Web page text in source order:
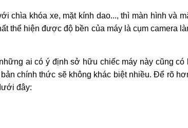
chìa khóa xe, mặt kính dao..., thì màn hình và
thể hiện được độ bền của máy là cụm camera
ai có ý định sở hữu chiếc máy này cũng có
chính thức sẽ không khác biệt nhiều. Để rõ
đây: